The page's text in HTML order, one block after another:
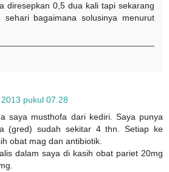
diresepkan 0,5 dua kali tapi sekarang
bagaimana solusinya menurut
pukul 07.28
saya musthofa dari kediri. Saya punya
(gred) sudah sekitar 4 thn. Setiap ke
obat mag dan antibiotik.
dalam saya di kasih obat pariet 20mg